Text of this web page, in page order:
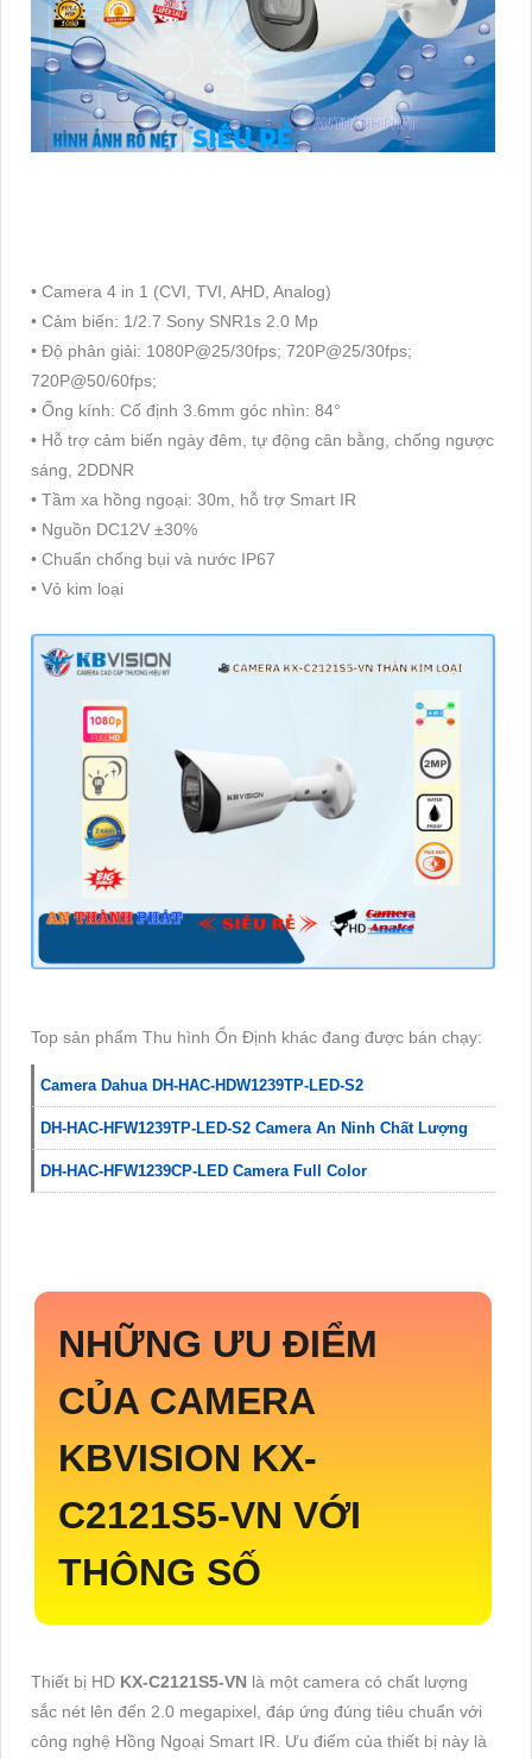
• Camera 4 in 1 (CVI, TVI, AHD, Analog)
• Cảm biến: 1/2.7 Sony SNR1s 2.0 Mp
• Độ phân giải: 1080P@25/30fps; 720P@25/30fps;
720P@50/60fps;
• Ống kính: Cố định 3.6mm góc nhìn: 84°
• Hỗ trợ cảm biến ngày đêm, tự động cân bằng, chống ngược
sáng, 2DDNR
• Tầm xa hồng ngoại: 30m, hỗ trợ Smart IR
• Nguồn DC12V ±30%
• Chuẩn chống bụi và nước IP67
• Vỏ kim loại
Top sản phẩm Thu hình Ổn Định khác đang được bán chạy:
Camera Dahua DH-HAC-HDW1239TP-LED-S2
DH-HAC-HFW1239TP-LED-S2 Camera An Ninh Chất Lượng
DH-HAC-HFW1239CP-LED Camera Full Color
NHỮNG ƯU ĐIỂM
CỦA CAMERA
KBVISION KX-
C2121S5-VN VỚI
THÔNG SỐ
Thiết bị HD KX-C2121S5-VN là một camera có chất lượng
sắc nét lên đến 2.0 megapixel, đáp ứng đúng tiêu chuẩn với
công nghệ Hồng Ngoại Smart IR. Ưu điểm của thiết bị này là